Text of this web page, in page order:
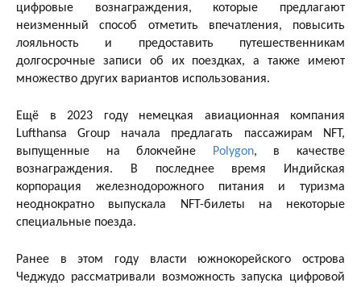
цифровые вознаграждения, которые предлагают
неизменный способ отметить впечатления, повысить
лояльность и предоставить путешественникам
долгосрочные записи об их поездках, а также имеют
множество других вариантов использования.
Ещё в 2023 году немецкая авиационная компания
Lufthansa Group начала предлагать пассажирам NFT,
выпущенные на блокчейне
Polygon, в качестве
вознаграждения. В последнее время Индийская
корпорация железнодорожного питания и туризма
неоднократно выпускала NFT-билеты на некоторые
специальные поезда.
Ранее в этом году власти южнокорейского острова
Чеджудо рассматривали возможность запуска цифровой